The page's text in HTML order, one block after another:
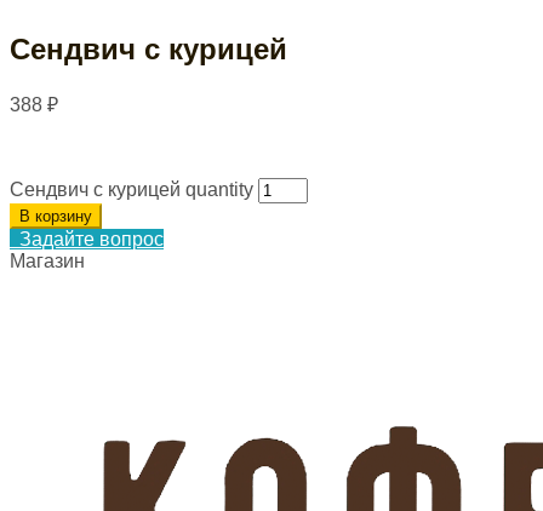
Сендвич с курицей
388 ₽
Сендвич с курицей quantity
В корзину
Задайте вопрос
Магазин